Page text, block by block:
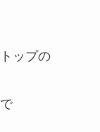
ップの